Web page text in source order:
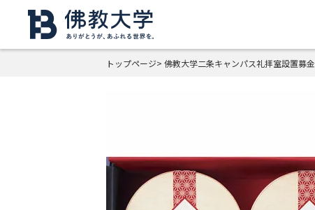
トップページ 佛教大学二条キャンパス礼拝室設置募金